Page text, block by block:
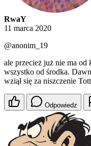
RwaY
11 marca 2020
@anonim_19
ale przecież już nie ma
wszystko od środka.
wziął się za niszczenie
Odpowiedz